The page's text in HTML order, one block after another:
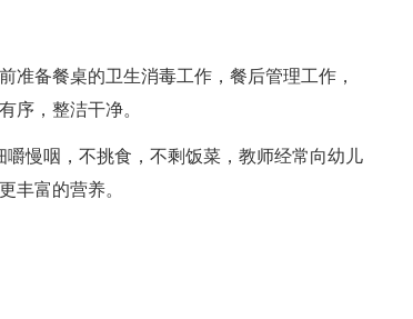
备餐桌的卫生消毒工作，餐后管理工作，
序，整洁干净。
慢咽，不挑食，不剩饭菜，教师经常向幼儿
丰富的营养。